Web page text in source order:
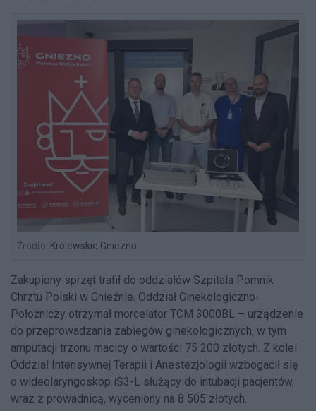
Źródło: Królewskie Gniezno
Zakupiony sprzęt trafił do oddziałów Szpitala Pomnik
Chrztu Polski w Gnieźnie. Oddział Ginekologiczno-
Położniczy otrzymał morcelator TCM 3000BL – urządzenie
do przeprowadzania zabiegów ginekologicznych, w tym
amputacji trzonu macicy o wartości 75 200 złotych. Z kolei
Oddział Intensywnej Terapii i Anestezjologii wzbogacił się
o wideolaryngoskop iS3-L służący do intubacji pacjentów,
wraz z prowadnicą, wyceniony na 8 505 złotych.